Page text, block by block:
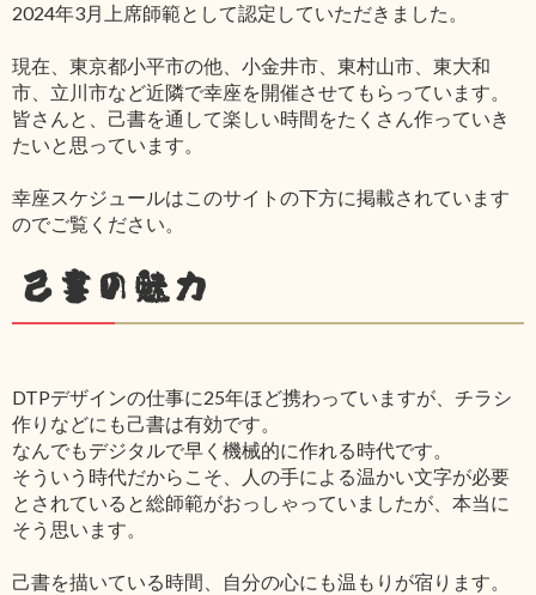
2024年3月上席師範として認定していただきました。
現在、東京都小平市の他、小金井市、東村山市、東大和
市、立川市など近隣で幸座を開催させてもらっています。
皆さんと、己書を通して楽しい時間をたくさん作っていき
たいと思っています。
幸座スケジュールはこのサイトの下方に掲載されています
のでご覧ください。
己書の魅力
DTPデザインの仕事に25年ほど携わっていますが、チラシ
作りなどにも己書は有効です。
なんでもデジタルで早く機械的に作れる時代です。
そういう時代だからこそ、人の手による温かい文字が必要
とされていると総師範がおっしゃっていましたが、本当に
そう思います。
己書を描いている時間、自分の心にも温もりが宿ります。